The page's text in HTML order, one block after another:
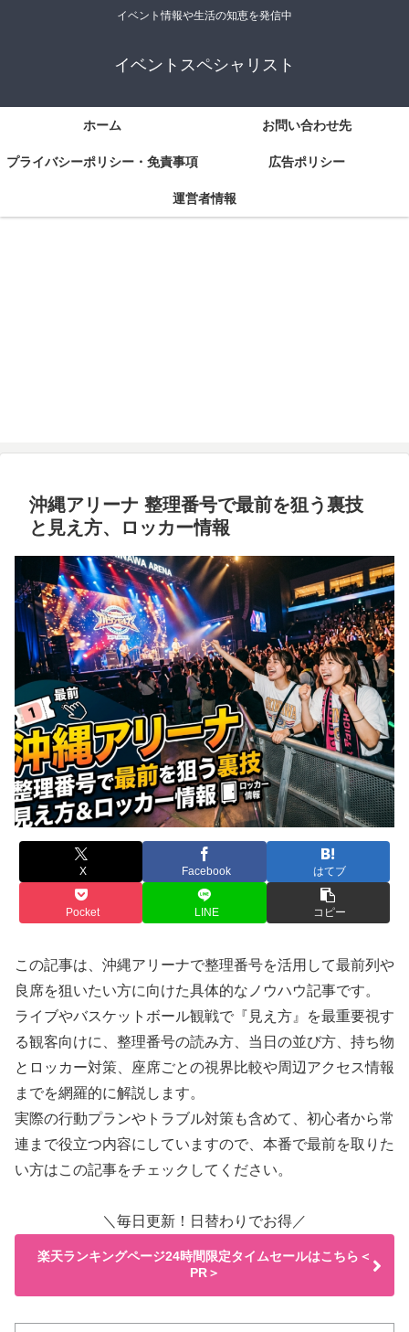
イベント情報や生活の知恵を発信中
イベントスペシャリスト
ホーム お問い合わせ先
プライバシーポリシー・免責事項 広告ポリシー
運営者情報
沖縄アリーナ 整理番号で最前を狙う裏技
と見え方、ロッカー情報
X Facebook はてブ
Pocket LINE コピー
この記事は、沖縄アリーナで整理番号を活用して最前列や
良席を狙いたい方に向けた具体的なノウハウ記事です。
ライブやバスケットボール観戦で『見え方』を最重要視す
る観客向けに、整理番号の読み方、当日の並び方、持ち物
とロッカー対策、座席ごとの視界比較や周辺アクセス情報
までを網羅的に解説します。
実際の行動プランやトラブル対策も含めて、初心者から常
連まで役立つ内容にしていますので、本番で最前を取りた
い方はこの記事をチェックしてください。
＼毎日更新！日替わりでお得／
楽天ランキングページ24時間限定タイムセールはこちら＜
PR＞